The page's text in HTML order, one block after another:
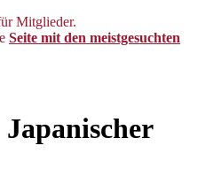
Mitglieder.
Seite mit den meistgesuchten
Japanischer